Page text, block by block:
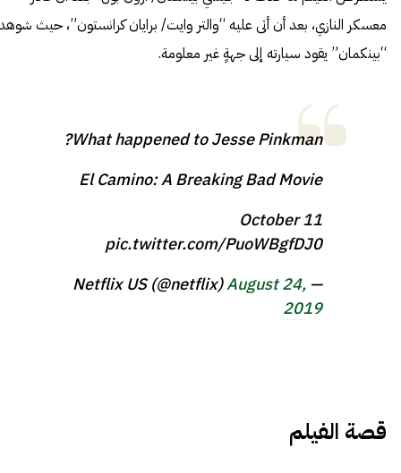
معسكر النازي، بعد أن أتى عليه “والتر وايت/ برايان كرانستون”، حيث
“بينكمان” يقود سيارته إلى جهةٍ غير معلومة.
What happened to Jesse Pinkman?
El Camino: A Breaking Bad Movie
October 11
pic.twitter.com/PuoWBgfDJ0
— Netflix US (@netflix)
August 24,
2019
قصة الفيلم